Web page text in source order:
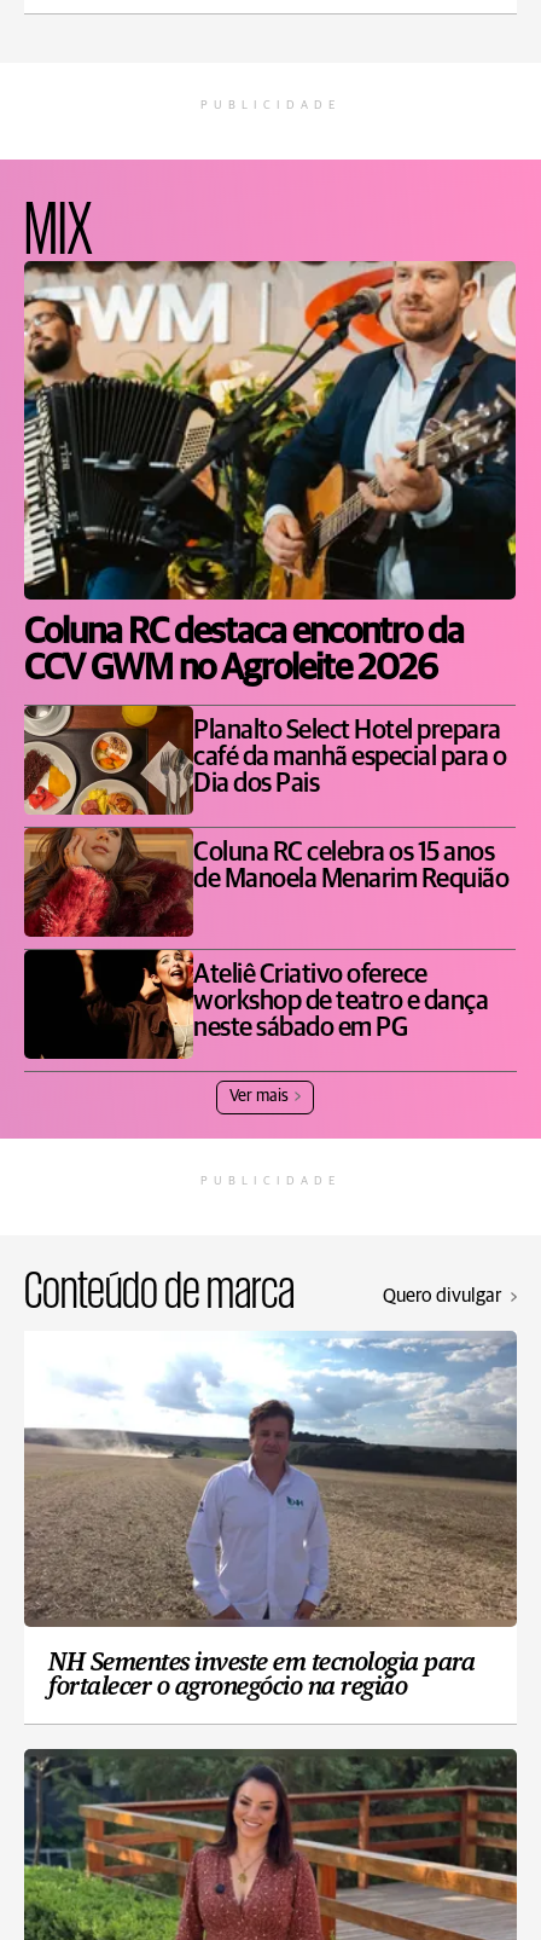
PUBLICIDADE
MIX
Coluna RC destaca encontro da
CCV GWM no Agroleite 2026
Planalto Select Hotel prepara
café da manhã especial para o
Dia dos Pais
Coluna RC celebra os 15 anos
de Manoela Menarim Requião
Ateliê Criativo oferece
workshop de teatro e dança
neste sábado em PG
Ver mais
PUBLICIDADE
Conteúdo de marca Quero divulgar
NH Sementes investe em tecnologia para
fortalecer o agronegócio na região